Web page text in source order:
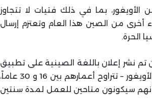
صينية بنقل أكثر من 3000 عامل من الأويغور، بما في ذلك فتيات لا تتجاوز
أخرى من الصين هذا العام وتعتزم إرسال
تم نشر إعلان باللغة الصينية على تطبيق
ويبو Weibo ووي شات WeChat قال إن أكثر من 2000 من الأويغور – تتراوح أعمارهم بين 16 و 30 عاماً،
سيكونون متاحين للعمل لمدة سنتين